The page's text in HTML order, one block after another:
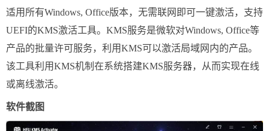
适用所有Windows, Office版本，无需联网即可一键激活，支持
UEFI的KMS激活工具。KMS服务是微软对Windows, Office等
产品的批量许可服务，利用KMS可以激活局域网内的产品。
该工具利用KMS机制在系统搭建KMS服务器，从而实现在线
或离线激活。
软件截图